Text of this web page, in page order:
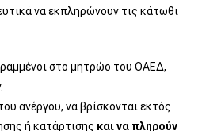
να εκπληρώνουν τις κάτωθι
στο μητρώο του ΟΑΕΔ,
ανέργου, να βρίσκονται εκτός
ή κατάρτισης και να πληρούν